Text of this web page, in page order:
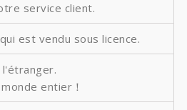
service client.
est vendu sous licence.
entier！